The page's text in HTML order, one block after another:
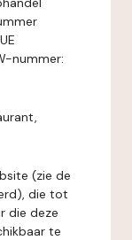
nummer:
(zie de
die tot
die deze
te